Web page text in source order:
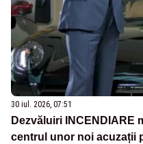
30 iul. 2026, 07:51
Dezvăluiri INCENDIARE
centrul unor noi acuzații